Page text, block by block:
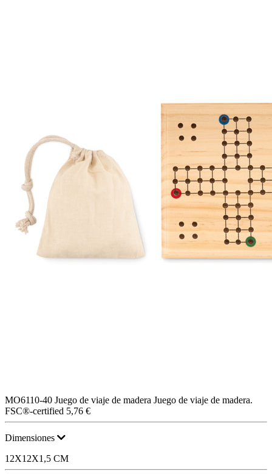
MO6110-40 Juego de viaje de madera Juego de viaje de madera.
FSC®-certified 5,76 €
Dimensiones
12X12X1,5 CM